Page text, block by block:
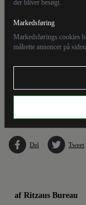
der bliver besøgt.
Markedsføring
Markedsførings cookies
målrette annoncer på siden.
ud 15. april.
Del Tweet
af Ritzaus Bureau